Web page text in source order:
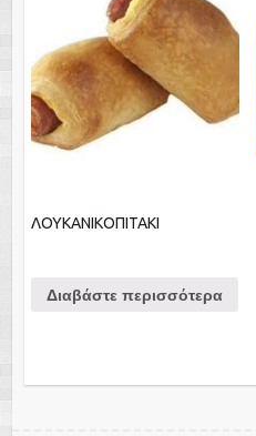
ΛΟΥΚΑΝΙΚΟΠΙΤΑΚΙ
Διαβάστε περισσότερα